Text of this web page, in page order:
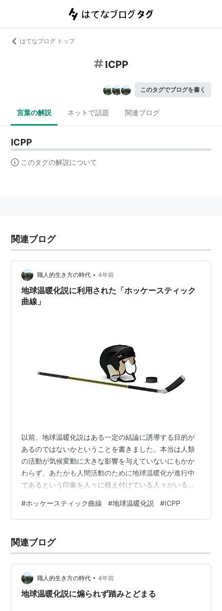
はてなブログ トップ
ICPP
このタグでブログを書く
言葉の解説 ネットで話題 関連ブログ
ICPP
このタグの解説について
関連ブログ
職人的生き方の時代 • 4年前
地球温暖化説に利用された「ホッケースティック
曲線」
以前、地球温暖化説はある一定の結論に誘導する目的が
あるのではないかということを書きました。本当は人類
の活動が気候変動に大きな影響を与えていないにもかか
わらず、あたかも人間活動のために地球温暖化が進行中
であるという印象を人々に植え付けている人々がいると
ペシャリストのすすめ (specialistbiz.jp) 地球温暖化説の
根拠となっているのは、 気候変動に関する政府間パネル
「IPCC」）の報告書になります。IPCCは、まず二酸化炭
素濃度が増えはじめた…
#ホッケースティック曲線 #地球温暖化説 #ICPP
関連ブログ
職人的生き方の時代 • 4年前
地球温暖化説に煽られず踏みとどまる